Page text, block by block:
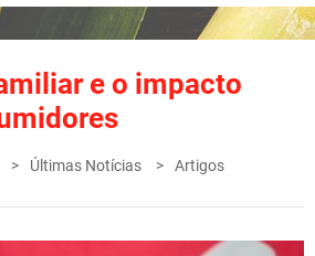
e o impacto
Últimas Notícias
Artigos